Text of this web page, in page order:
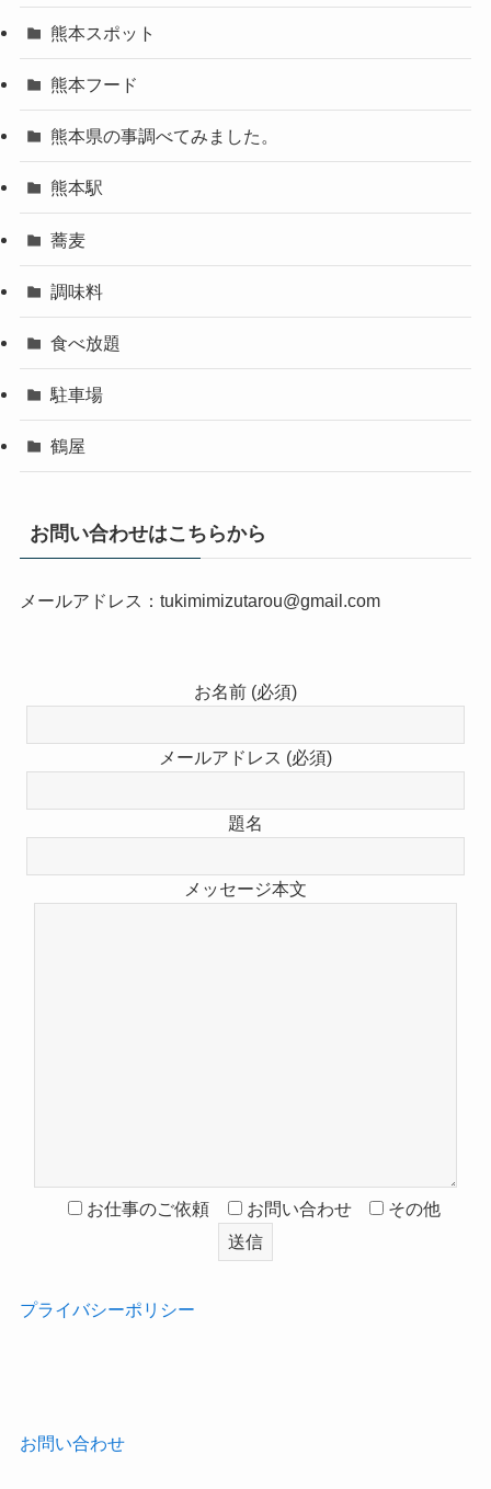
熊本スポット
熊本フード
熊本県の事調べてみました。
熊本駅
蕎麦
調味料
食べ放題
駐車場
鶴屋
お問い合わせはこちらから
メールアドレス：tukimimizutarou@gmail.com
お名前 (必須)
メールアドレス (必須)
題名
メッセージ本文
お仕事のご依頼 お問い合わせ その他
プライバシーポリシー
お問い合わせ